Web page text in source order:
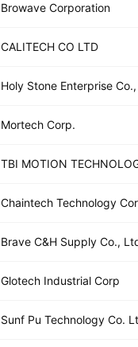
Browave Corporation
CALITECH CO LTD
Mortech Corp.
Chaintech Technology
Brave C&H Supply Co.,
Glotech Industrial Corp
Sunf Pu Technology Co.